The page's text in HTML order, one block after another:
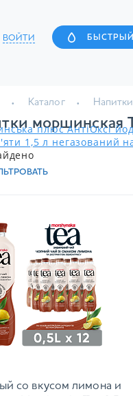
ВОЙТИ БЫСТРЫЙ
плюс АнтіОксі
1,5 л негазований
Каталог Напитки
моршинская
со вкусом лимона и